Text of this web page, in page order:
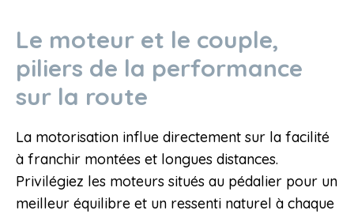
Le moteur et le couple,
piliers de la performance
sur la route
La motorisation influe directement sur la facilité
à franchir montées et longues distances.
Privilégiez les moteurs situés au pédalier pour un
meilleur équilibre et un ressenti naturel à chaque